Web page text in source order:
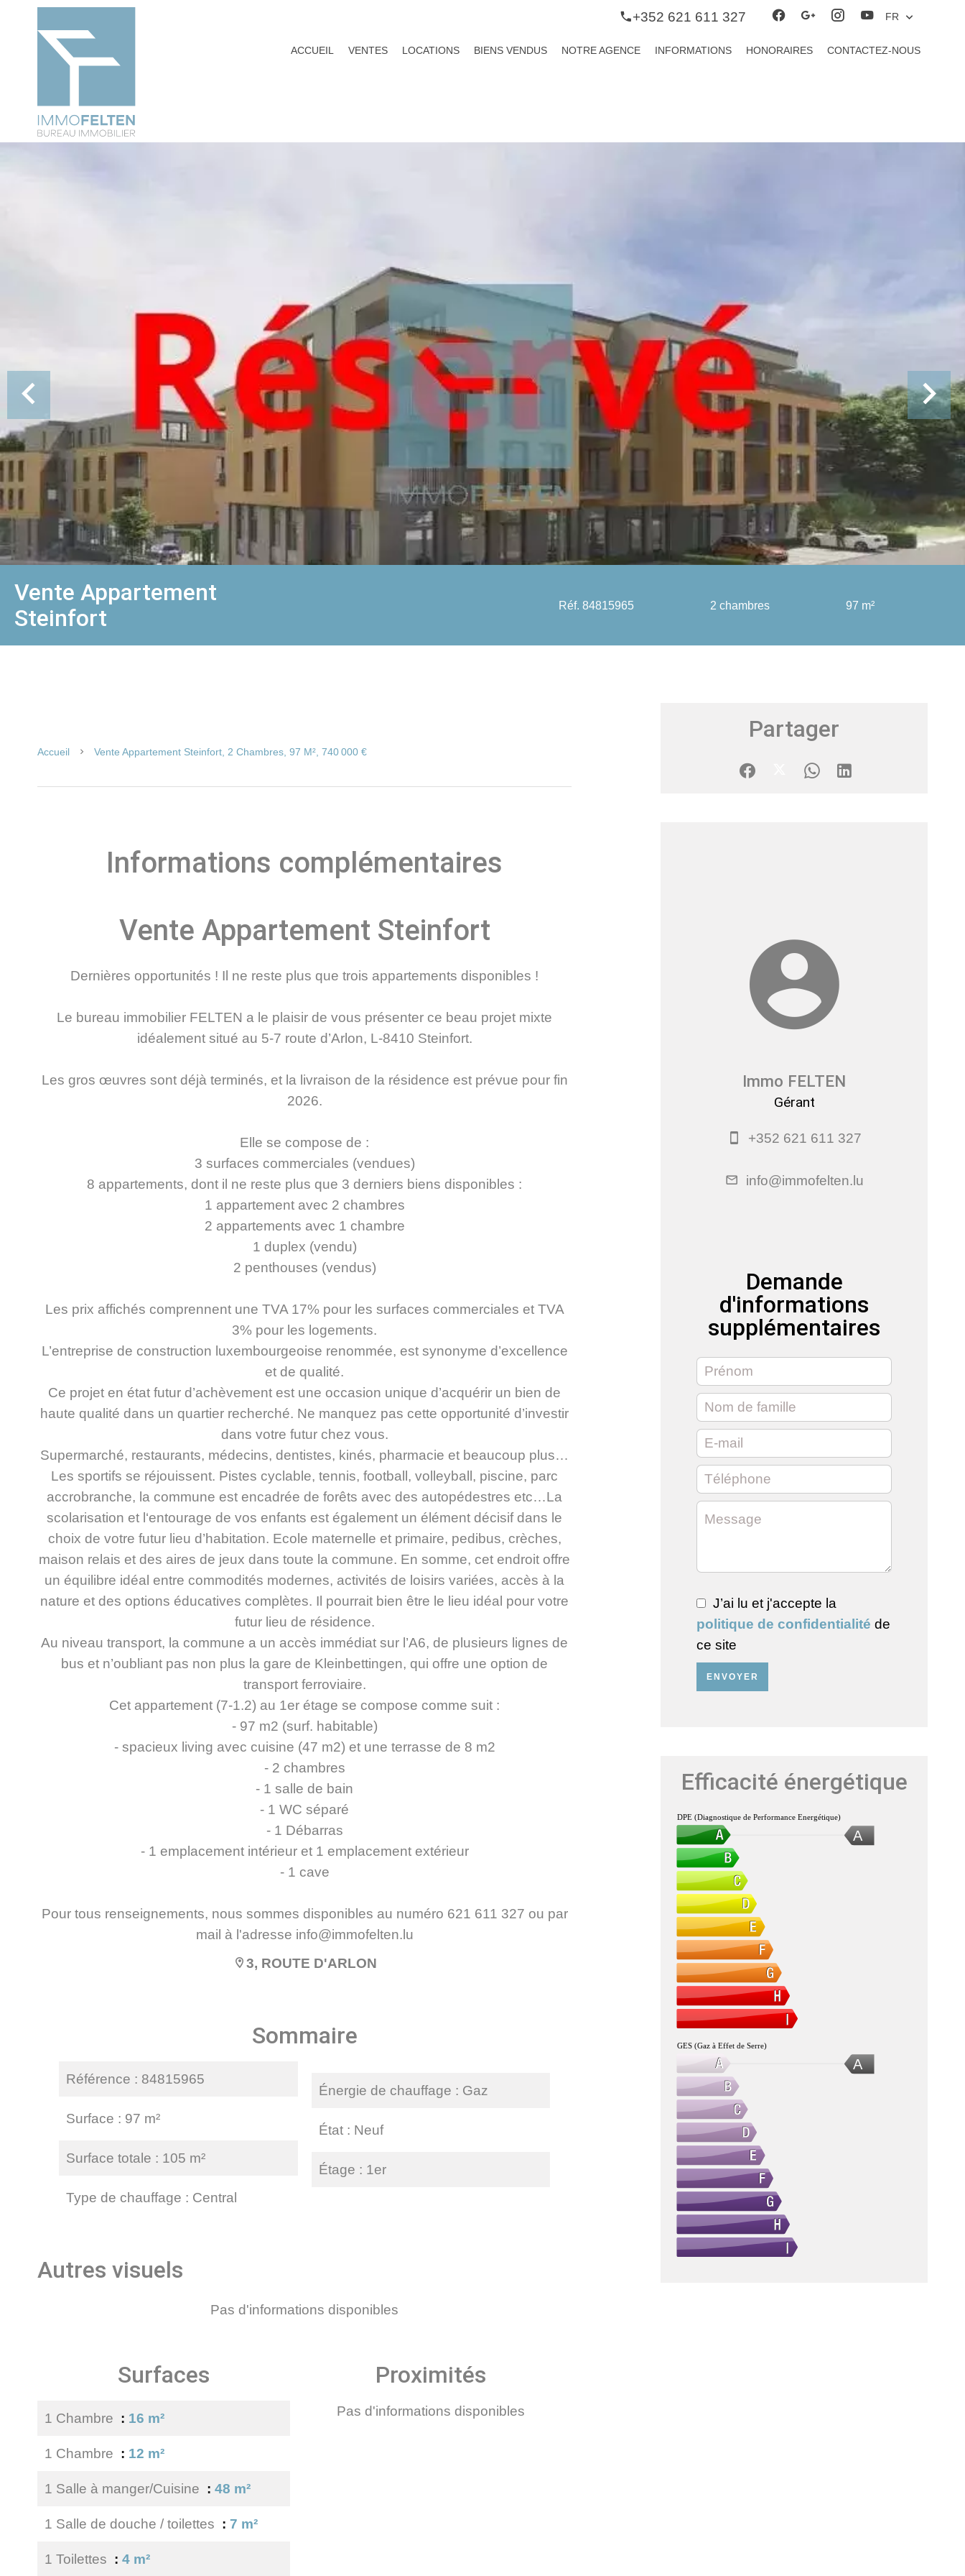
+352 621 611 327 FR
ACCUEIL VENTES LOCATIONS BIENS VENDUS NOTRE AGENCE INFORMATIONS HONORAIRES CONTACTEZ-NOUS
Vente Appartement
Steinfort
Réf. 84815965 2 chambres 97 m²
Accueil Vente Appartement Steinfort, 2 Chambres, 97 M², 740 000 €
Informations complémentaires
Vente Appartement Steinfort
Dernières opportunités ! Il ne reste plus que trois appartements disponibles !
Le bureau immobilier FELTEN a le plaisir de vous présenter ce beau projet mixte
idéalement situé au 5-7 route d’Arlon, L-8410 Steinfort.
Les gros œuvres sont déjà terminés, et la livraison de la résidence est prévue pour fin
2026.
Elle se compose de :
3 surfaces commerciales (vendues)
8 appartements, dont il ne reste plus que 3 derniers biens disponibles :
1 appartement avec 2 chambres
2 appartements avec 1 chambre
1 duplex (vendu)
2 penthouses (vendus)
Les prix affichés comprennent une TVA 17% pour les surfaces commerciales et TVA
3% pour les logements.
L’entreprise de construction luxembourgeoise renommée, est synonyme d’excellence
et de qualité.
Ce projet en état futur d’achèvement est une occasion unique d’acquérir un bien de
haute qualité dans un quartier recherché. Ne manquez pas cette opportunité d’investir
dans votre futur chez vous.
Supermarché, restaurants, médecins, dentistes, kinés, pharmacie et beaucoup plus…
Les sportifs se réjouissent. Pistes cyclable, tennis, football, volleyball, piscine, parc
accrobranche, la commune est encadrée de forêts avec des autopédestres etc…La
scolarisation et l‘entourage de vos enfants est également un élément décisif dans le
choix de votre futur lieu d’habitation. Ecole maternelle et primaire, pedibus, crèches,
maison relais et des aires de jeux dans toute la commune. En somme, cet endroit offre
un équilibre idéal entre commodités modernes, activités de loisirs variées, accès à la
nature et des options éducatives complètes. Il pourrait bien être le lieu idéal pour votre
futur lieu de résidence.
Au niveau transport, la commune a un accès immédiat sur l’A6, de plusieurs lignes de
bus et n’oubliant pas non plus la gare de Kleinbettingen, qui offre une option de
transport ferroviaire.
Cet appartement (7-1.2) au 1er étage se compose comme suit :
- 97 m2 (surf. habitable)
- spacieux living avec cuisine (47 m2) et une terrasse de 8 m2
- 2 chambres
- 1 salle de bain
- 1 WC séparé
- 1 Débarras
- 1 emplacement intérieur et 1 emplacement extérieur
- 1 cave
Pour tous renseignements, nous sommes disponibles au numéro 621 611 327 ou par
mail à l'adresse info@immofelten.lu
3, ROUTE D'ARLON
Sommaire
Référence 84815965
Surface 97 m²
Surface totale 105 m²
Type de chauffage Central
Énergie de chauffage Gaz
État Neuf
Étage 1er
Autres visuels
Pas d'informations disponibles
Surfaces
1 Chambre 16 m²
1 Chambre 12 m²
1 Salle à manger/Cuisine 48 m²
1 Salle de douche / toilettes 7 m²
1 Toilettes 4 m²
Proximités
Pas d'informations disponibles
Partager
Immo FELTEN
Gérant
+352 621 611 327
info@immofelten.lu
Demande
d'informations
supplémentaires
J’ai lu et j'accepte la
politique de confidentialité de
ce site
ENVOYER
Efficacité énergétique
A
DPE (Diagnostique de Performance Energétique)
A
GES (Gaz à Effet de Serre)